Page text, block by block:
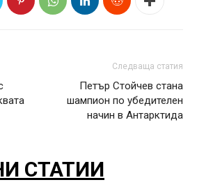
Следваща статия
Петър Стойчев стана
шампион по убедителен
начин в Антарктида
СТАТИИ